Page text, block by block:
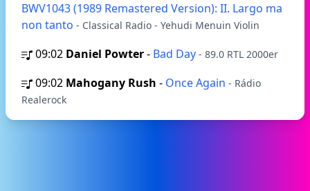
BWV1043 (1989 Remastered Version): II. Largo ma
non tanto - Classical Radio - Yehudi Menuin Violin
09:02 Daniel Powter- Bad Day - 89.0 RTL 2000er
09:02 Mahogany Rush - Once Again - Rádio
Realerock